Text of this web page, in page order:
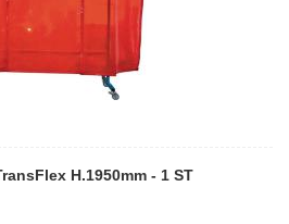
H.1950mm - 1 ST